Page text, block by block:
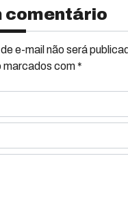
comentário
e-mail não será
com *